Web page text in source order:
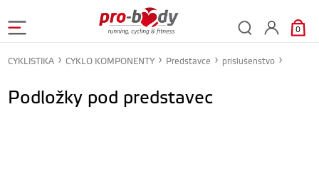
0
CYKLISTIKA CYKLO KOMPONENTY Predstavce príslušenstvo
Podložky pod predstavec